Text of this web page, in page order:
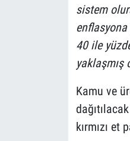
sistem
40 ile
yaklaşmış
Kamu ve
kırmızı et